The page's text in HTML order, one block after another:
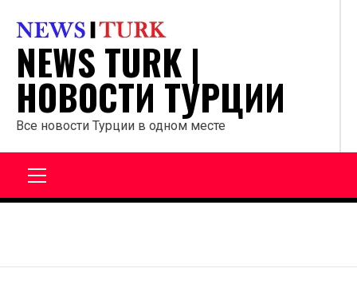
содержанию
NEWS TURK |
НОВОСТИ ТУРЦИИ
Все новости Турции в одном месте